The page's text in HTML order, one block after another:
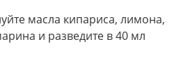
масла кипариса, лимона,
и разведите в 40 мл